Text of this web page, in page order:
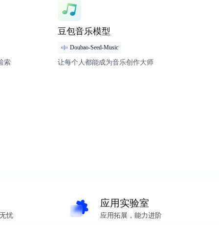
索
豆包音乐模型
Doubao-Seed-Music
让每个人都能成为音乐创作大师
忧
应用实验室
应用拓展，能力进阶